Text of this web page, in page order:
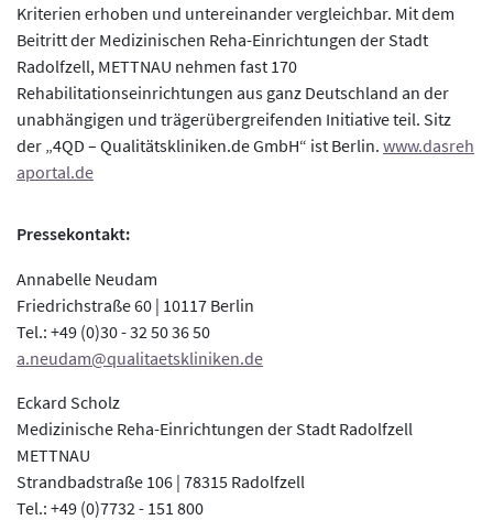
Kriterien erhoben und untereinander vergleichbar. Mit dem
Beitritt der Medizinischen Reha-Einrichtungen der Stadt
Radolfzell, METTNAU nehmen fast 170
Rehabilitationseinrichtungen aus ganz Deutschland an der
unabhängigen und trägerübergreifenden Initiative teil. Sitz
der „4QD – Qualitätskliniken.de GmbH“ ist Berlin. www.dasreh
aportal.de
Pressekontakt:
Annabelle Neudam
Friedrichstraße 60 | 10117 Berlin
Tel.: +49 (0)30 - 32 50 36 50
a.neudam@qualitaetskliniken.de
Eckard Scholz
Medizinische Reha-Einrichtungen der Stadt Radolfzell
METTNAU
Strandbadstraße 106 | 78315 Radolfzell
Tel.: +49 (0)7732 - 151 800